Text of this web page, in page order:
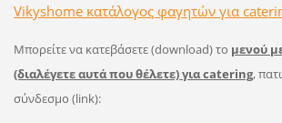
Vikyshome κατάλογος φαγητών για
Μπορείτε να κατεβάσετε (download) το μενού
(διαλέγετε αυτά που θέλετε) για catering,
σύνδεσμο (link):